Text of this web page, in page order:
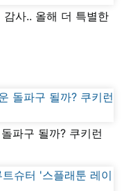
사.. 올해 더 특별한
파구 될까? 쿠키런